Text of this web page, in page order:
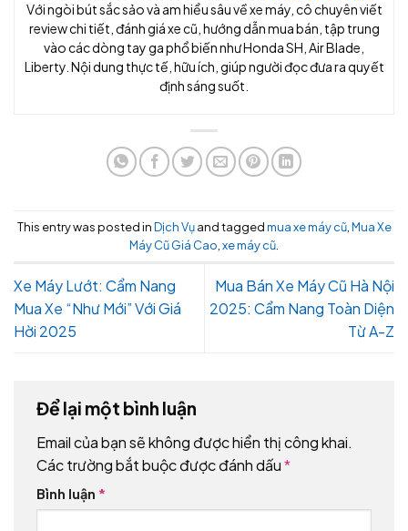
Với ngòi bút sắc sảo và am hiểu sâu về xe máy, cô chuyên viết
review chi tiết, đánh giá xe cũ, hướng dẫn mua bán, tập trung
vào các dòng tay ga phổ biến như Honda SH, Air Blade,
Liberty. Nội dung thực tế, hữu ích, giúp người đọc đưa ra quyết
định sáng suốt.
This entry was posted inDịch Vụand taggedmua xe máy cũ, Mua Xe
Máy Cũ Giá Cao xe máy cũ
Xe Máy Lướt: Cẩm Nang
Mua Xe “Như Mới” Với Giá
Hời 2025
Mua Bán Xe Máy Cũ Hà Nội
2025: Cẩm Nang Toàn Diện
Từ A-Z
Để lại một bình luận
Email của bạn sẽ không được hiển thị công khai.
Các trường bắt buộc được đánh dấu*
Bình luận *